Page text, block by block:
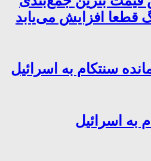
قطعا افزایش می‌یابد
سنتکام به اسرائیل
به اسرائیل